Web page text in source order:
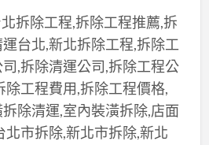
拆除工程,拆除工程推薦,拆
台北,新北拆除工程,拆除工
,拆除清運公司,拆除工程公
除工程費用,拆除工程價格,
除清運,室內裝潢拆除,店面
北市拆除,新北市拆除,新北